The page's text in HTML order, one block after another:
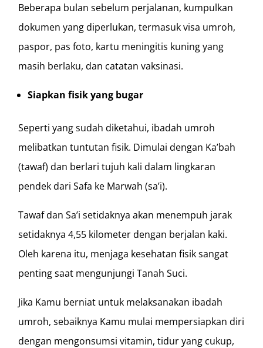
Beberapa bulan sebelum perjalanan, kumpulkan
dokumen yang diperlukan, termasuk visa umroh,
paspor, pas foto, kartu meningitis kuning yang
masih berlaku, dan catatan vaksinasi.
Siapkan fisik yang bugar
Seperti yang sudah diketahui, ibadah umroh
melibatkan tuntutan fisik. Dimulai dengan Ka’bah
(tawaf) dan berlari tujuh kali dalam lingkaran
pendek dari Safa ke Marwah (sa’i).
Tawaf dan Sa’i setidaknya akan menempuh jarak
setidaknya 4,55 kilometer dengan berjalan kaki.
Oleh karena itu, menjaga kesehatan fisik sangat
penting saat mengunjungi Tanah Suci.
Jika Kamu berniat untuk melaksanakan ibadah
umroh, sebaiknya Kamu mulai mempersiapkan diri
dengan mengonsumsi vitamin, tidur yang cukup,